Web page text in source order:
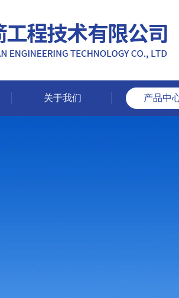
关于我们 产品中